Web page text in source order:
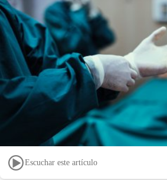
Escuchar este artículo